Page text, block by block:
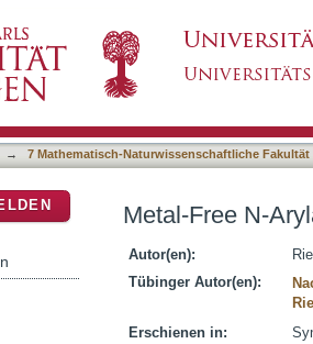
→ 7 Mathematisch-Naturwissenschaftliche Fakultät
Metal-Free N-
Autor(en):
Tübinger Autor(en):
Erschienen in: